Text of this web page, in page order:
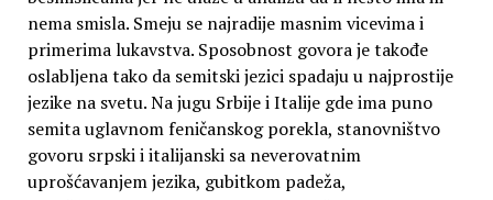
nema smisla. Smeju se najradije masnim vicevima i
primerima lukavstva. Sposobnost govora je takođe
oslabljena tako da semitski jezici spadaju u najprostije
jezike na svetu. Na jugu Srbije i Italije gde ima puno
semita uglavnom feničanskog porekla, stanovništvo
govoru srpski i italijanski sa neverovatnim
uprošćavanjem jezika, gubitkom padeža,